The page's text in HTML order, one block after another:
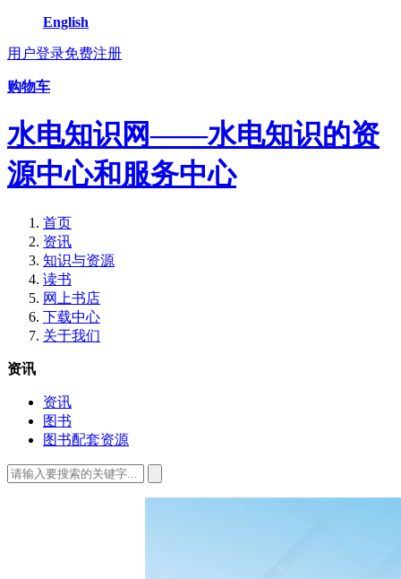
English
用户登录免费注册
购物车
水电知识网——水电知识的资
源中心和服务中心
首页
资讯
知识与资源
读书
网上书店
下载中心
关于我们
资讯
资讯
图书
图书配套资源